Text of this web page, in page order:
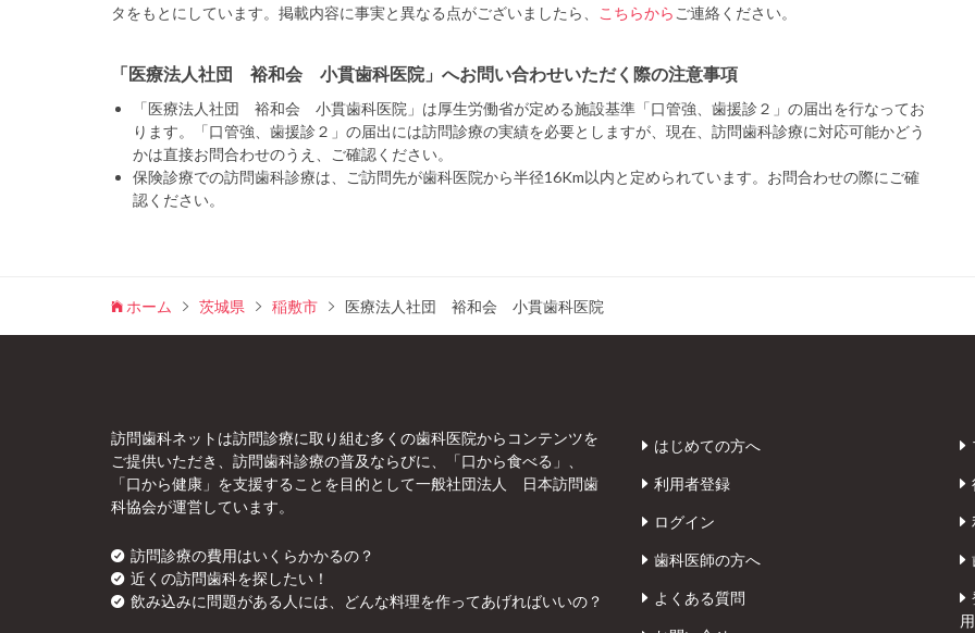
タをもとにしています。掲載内容に事実と異なる点がございましたら、
こちらから ご連絡ください。
「医療法人社団 裕和会 小貫歯科医院」へお問い合わせいただく際の注意事項
「医療法人社団 裕和会 小貫歯科医院」は厚生労働省が定める施設基準「口管強、歯援診２」の届出を行なってお
ります。「口管強、歯援診２」の届出には訪問診療の実績を必要としますが、現在、訪問歯科診療に対応可能かどう
かは直接お問合わせのうえ、ご確認ください。
保険診療での訪問歯科診療は、ご訪問先が歯科医院から半径16Km以内と定められています。お問合わせの際にご確
認ください。
ホーム 茨城県 稲敷市 医療法人社団 裕和会 小貫歯科医院
訪問歯科ネットは訪問診療に取り組む多くの歯科医院からコンテンツを
ご提供いただき、訪問歯科診療の普及ならびに、「口から食べる」、
「口から健康」を支援することを目的として一般社団法人 日本訪問歯
科協会が運営しています。
訪問診療の費用はいくらかかるの？
近くの訪問歯科を探したい！
飲み込みに問題がある人には、どんな料理を作ってあげればいいの？
はじめての方へ
利用者登録
ログイン
歯科医師の方へ
よくある質問